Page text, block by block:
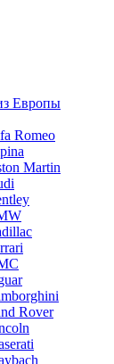
Европы
Romeo
Martin
Rover